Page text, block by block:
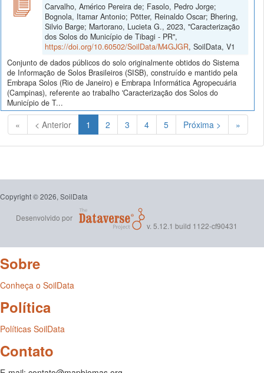
Carvalho, Américo Pereira de; Fasolo, Pedro Jorge;
Bognola, Itamar Antonio; Pötter, Reinaldo Oscar; Bhering,
Silvio Barge; Martorano, Lucieta G., 2023, "Caracterização
dos Solos do Município de Tibagi - PR",
https://doi.org/10.60502/SoilData/M4GJGR, SoilData, V1
Conjunto de dados públicos do solo originalmente obtidos do Sistema
de Informação de Solos Brasileiros (SISB), construído e mantido pela
Embrapa Solos (Rio de Janeiro) e Embrapa Informática Agropecuária
(Campinas), referente ao trabalho 'Caracterização dos Solos do
Município de T...
« < Anterior 1 (Atual)
2 3 4 5 Próxima > »
Copyright © 2026, SoilData
Desenvolvido por
v. 5.12.1 build 1122-cf90431
Sobre
Conheça o SoilData
Política
Políticas SoilData
Contato